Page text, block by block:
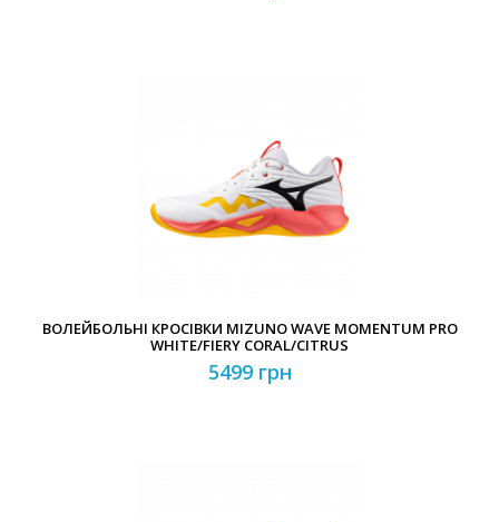
ВОЛЕЙБОЛЬНІ КРОСІВКИ MIZUNO WAVE MOMENTUM PRO
WHITE/FIERY CORAL/CITRUS
5499 грн